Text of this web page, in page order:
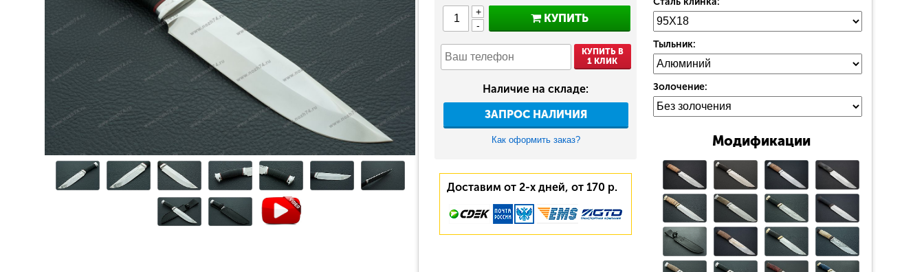
+
-
КУПИТЬ
КУПИТЬ В
1 КЛИК
Наличие на складе:
ЗАПРОС НАЛИЧИЯ
Как оформить заказ?
Доставим от 2-х дней, от 170 р.
Тыльник:
Золочение:
Модификации